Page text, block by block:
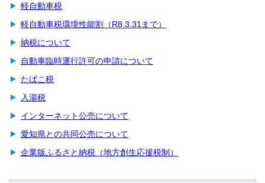
軽自動車税
軽自動車税環境性能割（R8.3.31まで）
納税について
自動車臨時運行許可の申請について
たばこ税
入湯税
インターネット公売について
愛知県との共同公売について
企業版ふるさと納税（地方創生応援税制）